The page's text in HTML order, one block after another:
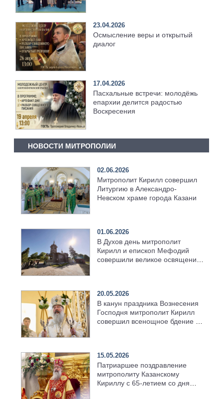
23.04.2026
Осмысление веры и открытый
диалог
17.04.2026
Пасхальные встречи: молодёжь
епархии делится радостью
Воскресения
НОВОСТИ МИТРОПОЛИИ
02.06.2026
Митрополит Кирилл совершил
Литургию в Александро-
Невском храме города Казани
01.06.2026
В Духов день митрополит
Кирилл и епископ Мефодий
совершили великое освящение
20.05.2026
В канун праздника Вознесения
Господня митрополит Кирилл
совершил всенощное бдение в
15.05.2026
Патриаршее поздравление
митрополиту Казанскому
Кириллу с 65-летием со дня